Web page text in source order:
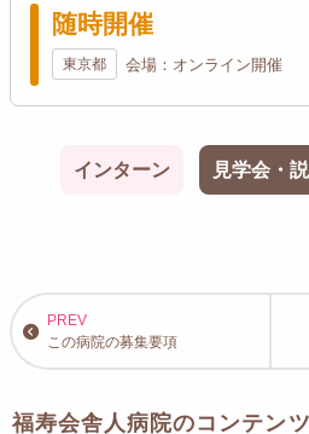
随時開催
東京都 会場：オンライン開催
インターン 見学会・
この病院の募集要項
福寿会舎人病院のコンテン